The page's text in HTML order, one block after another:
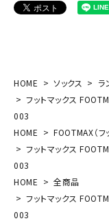
HOME ソックス
ラ
フットマックス
003
HOME
FOOTMAX（フ
フットマックス
003
HOME
全商品
フットマックス
003